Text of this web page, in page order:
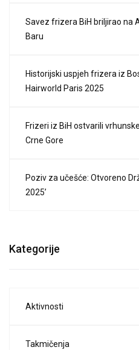
Savez frizera BiH briljirao na
Baru
Historijski uspjeh frizera iz
Hairworld Paris 2025
Frizeri iz BiH ostvarili
Crne Gore
Poziv za učešće: Otvoreno
2025’
Kategorije
Aktivnosti
Takmičenja